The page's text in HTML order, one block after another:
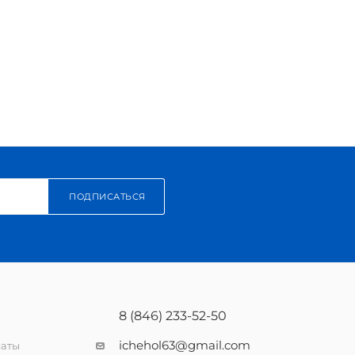
ПОДПИСАТЬСЯ
8 (846) 233-52-50
ichehol63@gmail.com